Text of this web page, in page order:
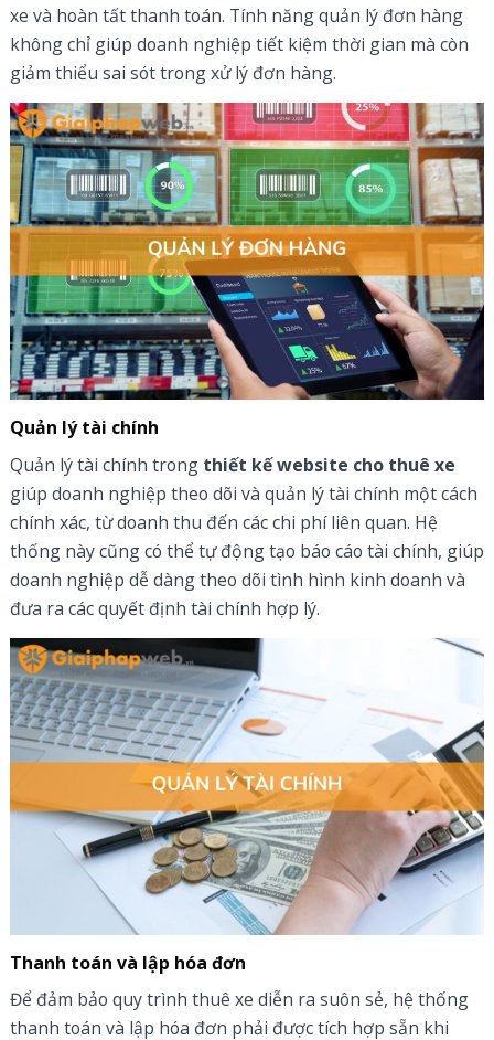
xe và hoàn tất thanh toán. Tính năng quản lý đơn hàng
không chỉ giúp doanh nghiệp tiết kiệm thời gian mà còn
giảm thiểu sai sót trong xử lý đơn hàng.
Quản lý tài chính
Quản lý tài chính trong thiết kế website cho thuê xe
giúp doanh nghiệp theo dõi và quản lý tài chính một cách
chính xác, từ doanh thu đến các chi phí liên quan. Hệ
thống này cũng có thể tự động tạo báo cáo tài chính, giúp
doanh nghiệp dễ dàng theo dõi tình hình kinh doanh và
đưa ra các quyết định tài chính hợp lý.
Thanh toán và lập hóa đơn
Để đảm bảo quy trình thuê xe diễn ra suôn sẻ, hệ thống
thanh toán và lập hóa đơn phải được tích hợp sẵn khi